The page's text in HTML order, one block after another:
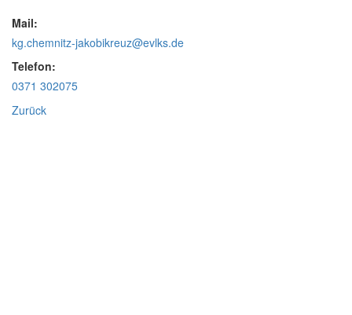
Mail:
kg.chemnitz-jakobikreuz@evlks.de
Telefon:
0371 302075
Zurück